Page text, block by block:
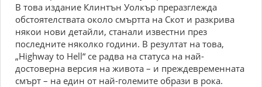
В това издание Клинтън Уолкър преразглежда
обстоятелствата около смъртта на Скот и разкрива
някои нови детайли, станали известни през
последните няколко години. В резултат на това,
„Highway to Hell“ се радва на статуса на най-
достоверна версия на живота – и преждевременната
смърт – на един от най-големите образи в рока.